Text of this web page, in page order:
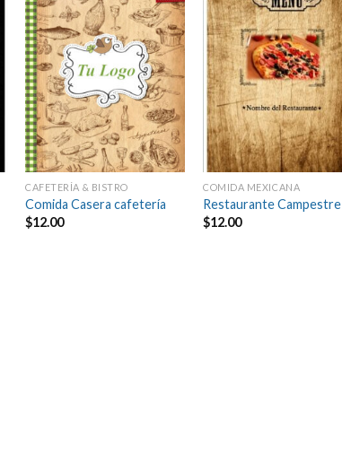
CAFETERÍA & BISTRO
Comida Casera cafetería
$12.00
COMIDA MEXICANA
Restaurante Campestre
$12.00